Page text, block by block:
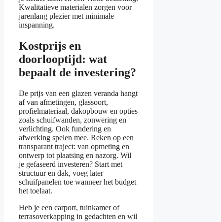
Kwalitatieve materialen zorgen voor
jarenlang plezier met minimale
inspanning.
Kostprijs en
doorlooptijd: wat
bepaalt de investering?
De prijs van een glazen veranda hangt
af van afmetingen, glassoort,
profielmateriaal, dakopbouw en opties
zoals schuifwanden, zonwering en
verlichting. Ook fundering en
afwerking spelen mee. Reken op een
transparant traject: van opmeting en
ontwerp tot plaatsing en nazorg. Wil
je gefaseerd investeren? Start met
structuur en dak, voeg later
schuifpanelen toe wanneer het budget
het toelaat.
Heb je een carport, tuinkamer of
terrasoverkapping in gedachten en wil